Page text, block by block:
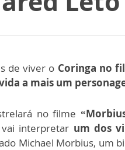
de viver o Coringa no
a mais um
no filme
vai interpretar um dos
Michael Morbius, um